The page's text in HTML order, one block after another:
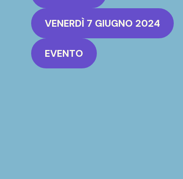
VENERDÌ 7 GIUGNO 2024
EVENTO